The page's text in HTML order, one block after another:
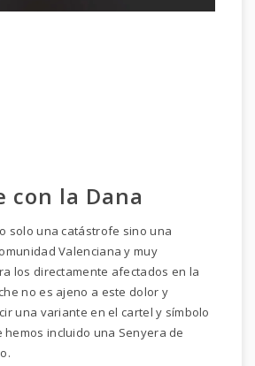
con la Dana
solo una catástrofe sino una
Valenciana y muy
los directamente afectados en la
no es ajeno a este dolor y
una variante en el cartel y símbolo
incluido una Senyera de